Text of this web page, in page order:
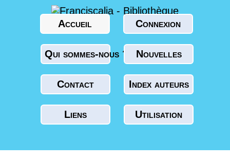
Accueil Connexion
Qui sommes-nous ? Nouvelles
Contact Index auteurs
Liens Utilisation